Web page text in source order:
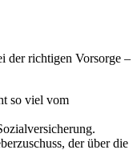
der richtigen Vorsorge –
so viel vom
der über die